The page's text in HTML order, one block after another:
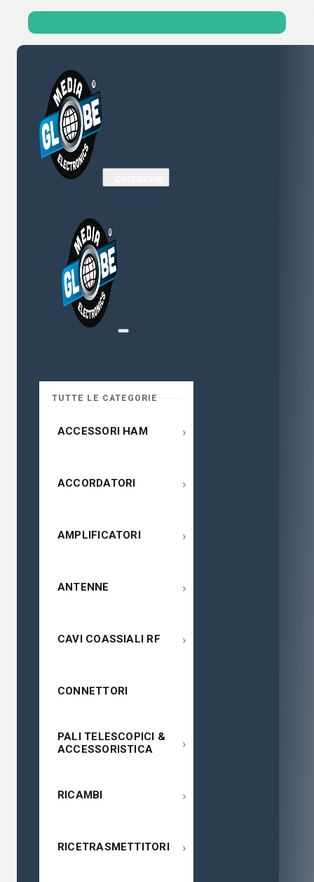
TUTTE LE CATEGORIE
ACCESSORI HAM ›
ACCORDATORI ›
AMPLIFICATORI ›
ANTENNE ›
CAVI COASSIALI RF ›
CONNETTORI
PALI TELESCOPICI &
ACCESSORISTICA
›
RICAMBI ›
RICETRASMETTITORI ›